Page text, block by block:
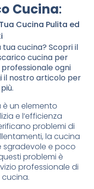
Cucina:
Cucina Pulita ed
cucina? Scopri il
cucina per
ogni
il nostro articolo per
un elemento
e l’efficienza
problemi di
la cucina
sgradevole e poco
problemi è
professionale di